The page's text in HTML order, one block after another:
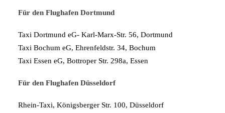
Für den Flughafen Dortmund
Taxi Dortmund eG- Karl-Marx-Str. 56, Dortmund
Taxi Bochum eG, Ehrenfeldstr. 34, Bochum
Taxi Essen eG, Bottroper Str. 298a, Essen
Für den Flughafen Düsseldorf
Rhein-Taxi, Königsberger Str. 100, Düsseldorf